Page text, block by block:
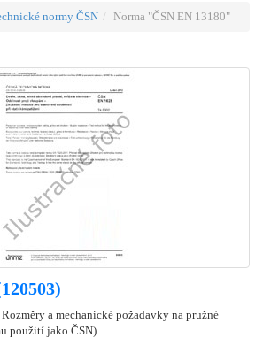
normy ČSN Norma "ČSN EN 13180"
a mechanické požadavky na pružné
použití jako ČSN).